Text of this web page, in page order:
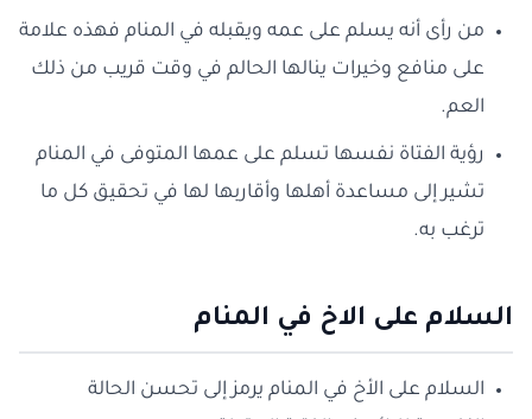
من رأى أنه يسلم على عمه ويقبله في المنام فهذه علامة
على منافع وخيرات ينالها الحالم في وقت قريب من ذلك
العم.
رؤية الفتاة نفسها تسلم على عمها المتوفى في المنام
تشير إلى مساعدة أهلها وأقاربها لها في تحقيق كل ما
ترغب به.
السلام على الاخ في المنام
السلام على الأخ في المنام يرمز إلى تحسن الحالة